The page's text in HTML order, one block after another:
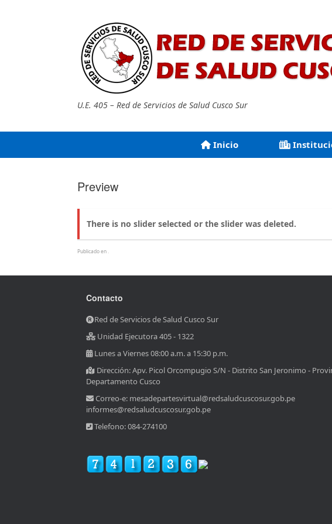
U.E. 405 – Red de Servicios de Salud Cusco Sur
Inicio
Preview
There is no slider selected or the slider was deleted.
Publicado en .
Contacto
Red de Servicios de Salud Cusco Sur
Unidad Ejecutora 405 - 1322
Lunes a Viernes 08:00 a.m. a 15:30 p.m.
Dirección: Apv. Picol Orcompugio S/N - Distrito San Jeronimo -
Departamento Cusco
Correo-e: mesadepartesvirtual@redsaludcuscosur.gob.pe
informes@redsaludcuscosur.gob.pe
Telefono: 084-274100